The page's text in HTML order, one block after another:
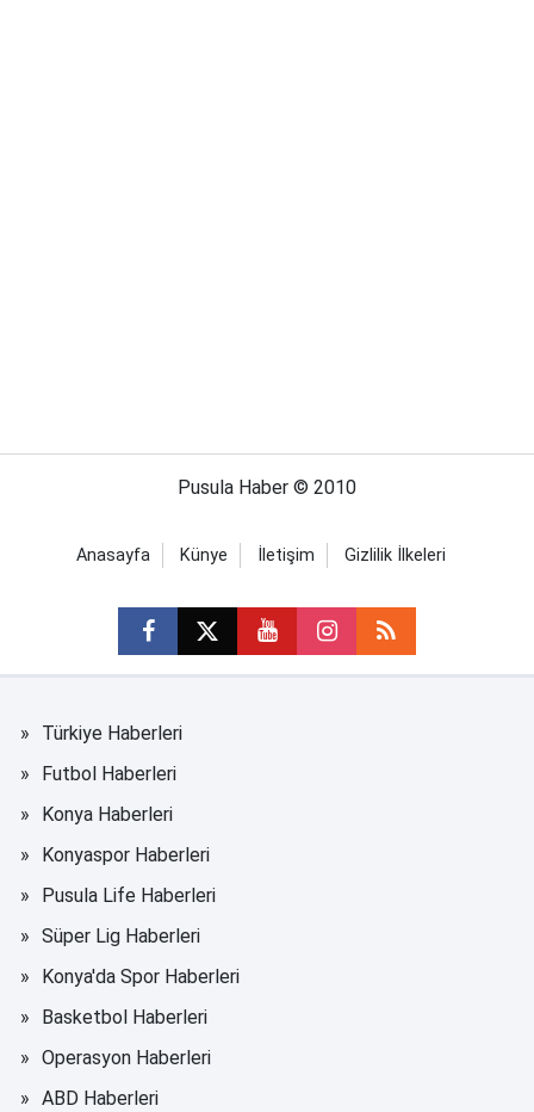
Pusula Haber © 2010
Anasayfa Künye İletişim Gizlilik İlkeleri
Türkiye Haberleri
Futbol Haberleri
Konya Haberleri
Konyaspor Haberleri
Pusula Life Haberleri
Süper Lig Haberleri
Konya'da Spor Haberleri
Basketbol Haberleri
Operasyon Haberleri
ABD Haberleri